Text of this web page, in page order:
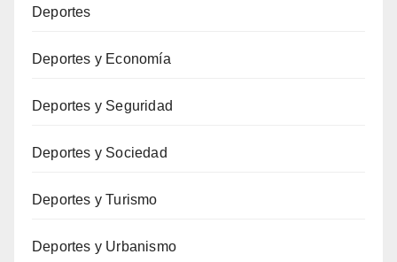
Deportes
Deportes y Economía
Deportes y Seguridad
Deportes y Sociedad
Deportes y Turismo
Deportes y Urbanismo